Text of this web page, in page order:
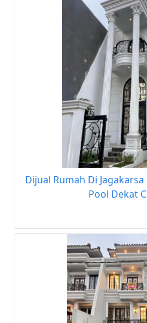
Dijual Rumah Di
Pool Dekat